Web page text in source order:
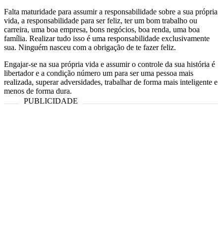
Falta maturidade para assumir a responsabilidade sobre a sua própria
vida, a responsabilidade para ser feliz, ter um bom trabalho ou
carreira, uma boa empresa, bons negócios, boa renda, uma boa
família. Realizar tudo isso é uma responsabilidade exclusivamente
sua. Ninguém nasceu com a obrigação de te fazer feliz.
Engajar-se na sua própria vida e assumir o controle da sua história é
libertador e a condição número um para ser uma pessoa mais
realizada, superar adversidades, trabalhar de forma mais inteligente e
menos de forma dura.